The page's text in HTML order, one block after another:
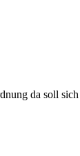
da soll